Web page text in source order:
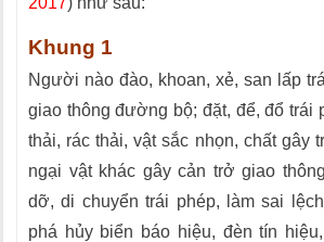
Khung 1
Người nào đào, khoan, xẻ, san lấp
giao thông đường bộ; đặt, để, đổ trái
thải, rác thải, vật sắc nhọn, chất gây
ngại vật khác gây cản trở giao
dỡ, di chuyển trái phép, làm sai
phá hủy biển báo hiệu, đèn tín